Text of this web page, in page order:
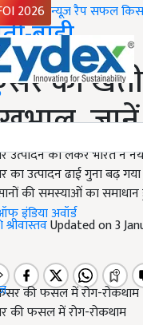
2026 न्यूज़ रैपसफल
इंडिया अवॉर्ड
बाड़ी
की
उत्पादन को लेकर भारत ने
का उत्पादन ढाई गुना बढ़
की समस्याओं का
श्रीवास्तवUpdated on 3
की फसल में रोग-रोकथाम